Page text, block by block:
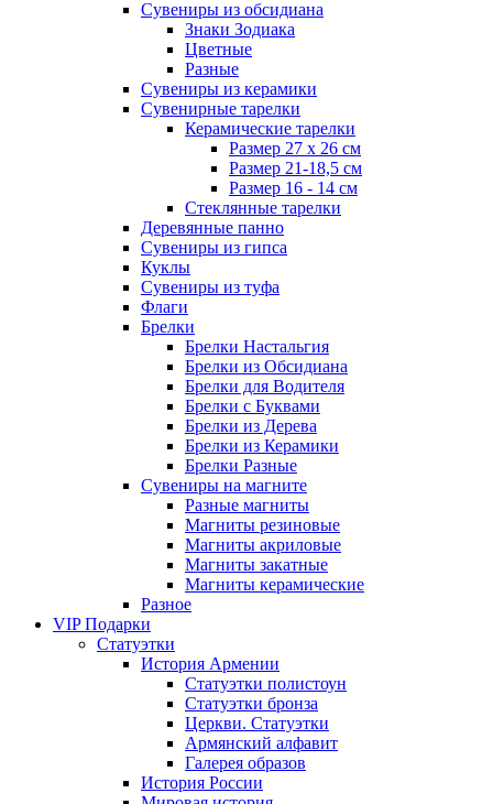
Сувениры из обсидиана
Знаки Зодиака
Цветные
Разные
Сувениры из керамики
Сувенирные тарелки
Керамические тарелки
Размер 27 х 26 см
Размер 21-18,5 см
Размер 16 - 14 см
Стеклянные тарелки
Деревянные панно
Сувениры из гипса
Куклы
Сувениры из туфа
Флаги
Брелки
Брелки Настальгия
Брелки из Обсидиана
Брелки для Водителя
Брелки с Буквами
Брелки из Дерева
Брелки из Керамики
Брелки Разные
Сувениры на магните
Разные магниты
Магниты резиновые
Магниты акриловые
Магниты закатные
Магниты керамические
Разное
VIP Подарки
Статуэтки
История Армении
Статуэтки полистоун
Статуэтки бронза
Церкви. Статуэтки
Армянский алфавит
Галерея образов
История России